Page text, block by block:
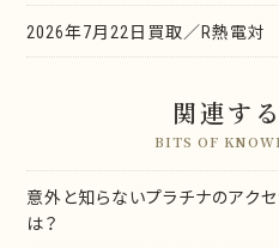
2026年7月22日買取／R熱電対
関連す
BITS OF
意外と知らないプラチナのアク
は？